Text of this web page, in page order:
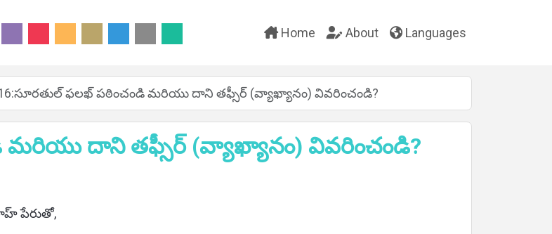
Home About Languages
ఫలఖ్ పఠించండి మరియు దాని తఫ్సీర్ (వ్యాఖ్యానం) వివరించండి?
మరియు దాని తఫ్సీర్ (వ్యాఖ్యానం) వివరించండి?
పేరుతో,